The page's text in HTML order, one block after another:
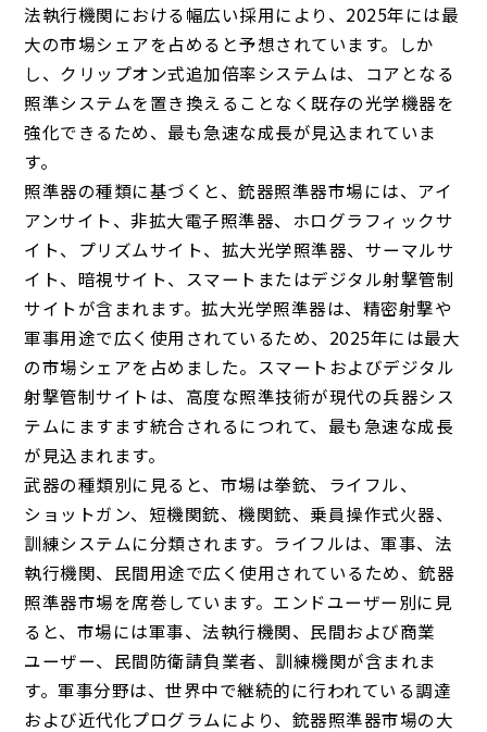
法執行機関における幅広い採用により、2025年には最
大の市場シェアを占めると予想されています。しか
し、クリップオン式追加倍率システムは、コアとなる
照準システムを置き換えることなく既存の光学機器を
強化できるため、最も急速な成長が見込まれていま
す。
照準器の種類に基づくと、銃器照準器市場には、アイ
アンサイト、非拡大電子照準器、ホログラフィックサ
イト、プリズムサイト、拡大光学照準器、サーマルサ
イト、暗視サイト、スマートまたはデジタル射撃管制
サイトが含まれます。拡大光学照準器は、精密射撃や
軍事用途で広く使用されているため、2025年には最大
の市場シェアを占めました。スマートおよびデジタル
射撃管制サイトは、高度な照準技術が現代の兵器シス
テムにますます統合されるにつれて、最も急速な成長
が見込まれます。
武器の種類別に見ると、市場は拳銃、ライフル、
ショットガン、短機関銃、機関銃、乗員操作式火器、
訓練システムに分類されます。ライフルは、軍事、法
執行機関、民間用途で広く使用されているため、銃器
照準器市場を席巻しています。エンドユーザー別に見
ると、市場には軍事、法執行機関、民間および商業
ユーザー、民間防衛請負業者、訓練機関が含まれま
す。軍事分野は、世界中で継続的に行われている調達
および近代化プログラムにより、銃器照準器市場の大